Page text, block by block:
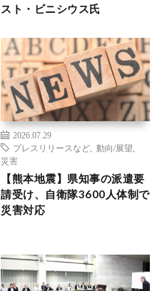
スト・ビニシウス氏
2026.07.29
プレスリリースなど
動向/展望
災害
【熊本地震】県知事の派遣要
請受け、自衛隊3600人体制で
災害対応